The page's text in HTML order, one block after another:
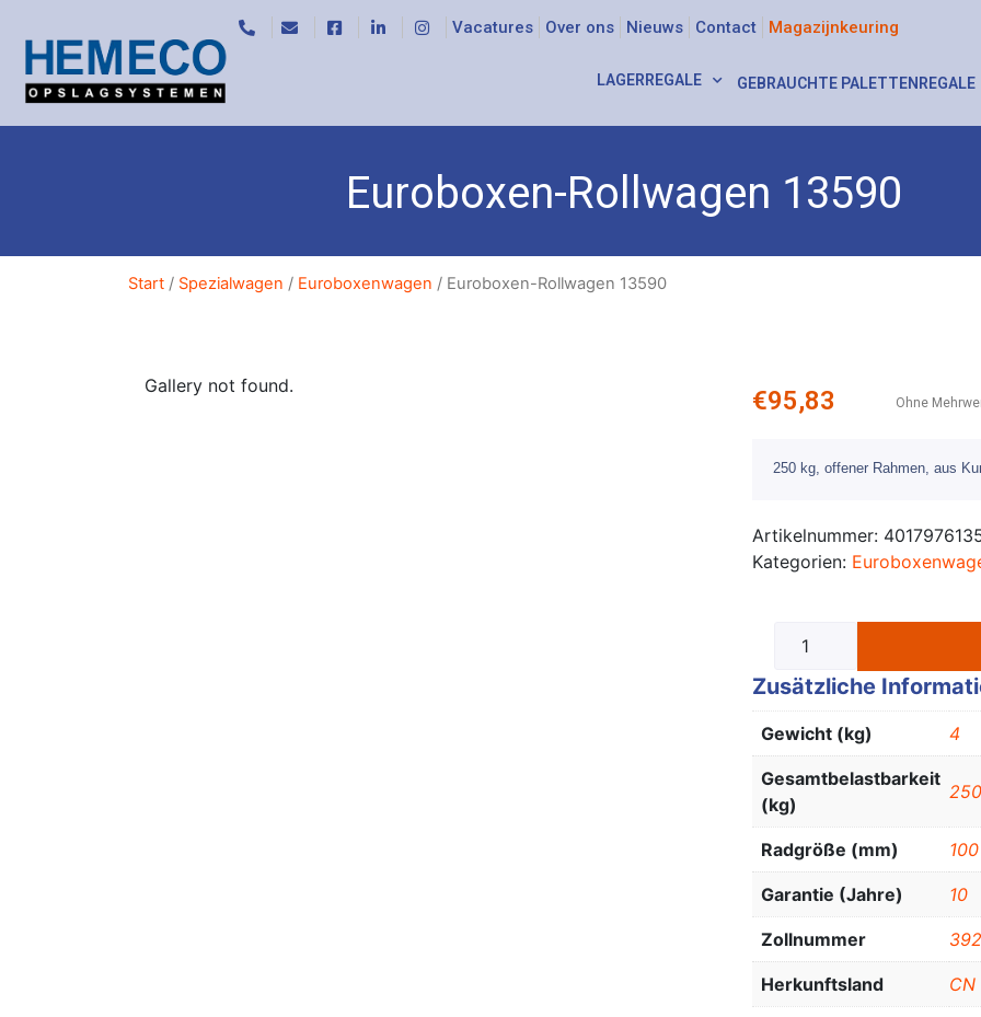
Vacatures Over ons Nieuws Contact Magazijnkeuring
LAGERREGALE GEBRAUCHTE PALETTENREGALE
Euroboxen-Rollwagen 13590
Start / Spezialwagen / Euroboxenwagen / Euroboxen-Rollwagen 13590
Gallery not found. €95,83 Ohne
250 kg, offener Rahmen, aus
Artikelnummer:
Kategorien:
Zusätzliche
Gewicht (kg) 4
Gesamtbelastbarkeit
(kg)
250
Radgröße (mm)
Garantie (Jahre) 10
Zollnummer
Herkunftsland CN